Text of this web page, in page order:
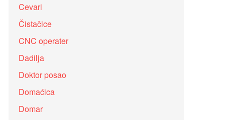
Cevari
Čistačice
CNC operater
Dadilja
Doktor posao
Domaćica
Domar